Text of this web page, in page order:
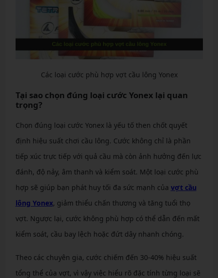
Các loại cước phù hợp vợt cầu lông Yonex
Tại sao chọn đúng loại cước Yonex lại quan
trọng?
Chọn đúng loại cước Yonex là yếu tố then chốt quyết
định hiệu suất chơi cầu lông. Cước không chỉ là phần
tiếp xúc trực tiếp với quả cầu mà còn ảnh hưởng đến lực
đánh, độ nảy, âm thanh và kiểm soát. Một loại cước phù
hợp sẽ giúp bạn phát huy tối đa sức mạnh của vợt cầu
lông Yonex, giảm thiểu chấn thương và tăng tuổi thọ
vợt. Ngược lại, cước không phù hợp có thể dẫn đến mất
kiểm soát, cầu bay lệch hoặc đứt dây nhanh chóng.
Theo các chuyên gia, cước chiếm đến 30-40% hiệu suất
tổng thể của vợt, vì vậy việc hiểu rõ đặc tính từng loại sẽ